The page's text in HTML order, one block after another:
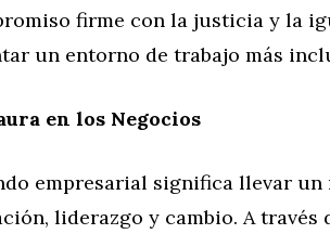
firme con la justicia y la
un entorno de trabajo más
en los Negocios
empresarial significa llevar un
liderazgo y cambio. A través